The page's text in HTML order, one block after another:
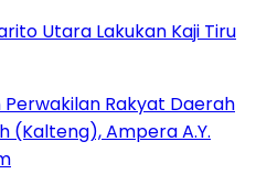
Utara Lakukan Kaji Tiru